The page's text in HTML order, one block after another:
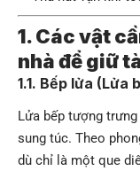
1. Các vật
nhà để giữ
1.1. Bếp lửa (Lửa
Lửa bếp tượng
sung túc. Theo
dù chỉ là một que